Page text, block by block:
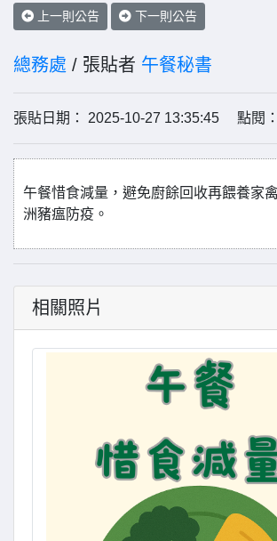
上一則公告 下一則公告
總務處 / 張貼者 午餐秘書
張貼日期： 2025-10-27 13:35:45 點閱：
午餐惜食減量，避免廚餘回收再餵養家
洲豬瘟防疫。
相關照片